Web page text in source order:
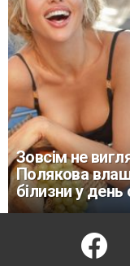
Зовсім не
Полякова
білизни у